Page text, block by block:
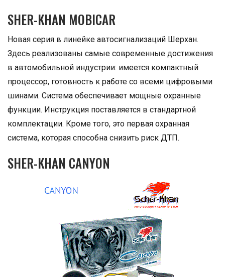
SHER-KHAN MOBICAR
Новая серия в линейке автосигнализаций Шерхан.
Здесь реализованы самые современные достижения
в автомобильной индустрии: имеется компактный
процессор, готовность к работе со всеми цифровыми
шинами. Система обеспечивает мощные охранные
функции. Инструкция поставляется в стандартной
комплектации. Кроме того, это первая охранная
система, которая способна снизить риск ДТП.
SHER-KHAN CANYON